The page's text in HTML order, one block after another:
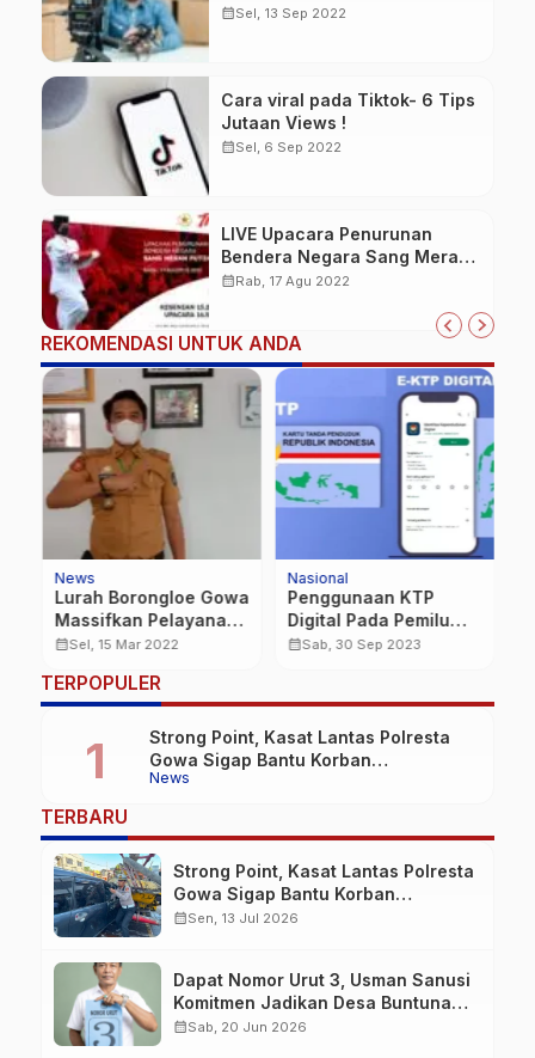
Pemasaran Video Anda dalam
calendar_monthSel, 13 Sep 2022
Cara viral pada Tiktok- 6 Tips
Jutaan Views !
calendar_monthSel, 6 Sep 2022
LIVE Upacara Penurunan
Bendera Negara Sang Merah
Putih, 17 Agustus 2022
calendar_monthRab, 17 Agu 2022
REKOMENDASI UNTUK ANDA
News
Lurah Borongloe Gowa
Massifkan Pelayanan,
Vakisnasi ke Kerumah
calendar_monthSel, 15 Mar 2022
Nasional
Penggunaan KTP
Digital Pada Pemilu
2024 Disosialisasikan
calendar_monthSab, 30 Sep 2023
TERPOPULER
News
Strong Point, Kasat Lantas Polresta
Gowa Sigap Bantu Korban
Kecelakaan
TERBARU
Strong Point, Kasat Lantas Polresta
Gowa Sigap Bantu Korban
Kecelakaan
calendar_monthSen, 13 Jul 2026
Dapat Nomor Urut 3, Usman Sanusi
Komitmen Jadikan Desa Buntuna
Jauh lebih Baik
calendar_monthSab, 20 Jun 2026